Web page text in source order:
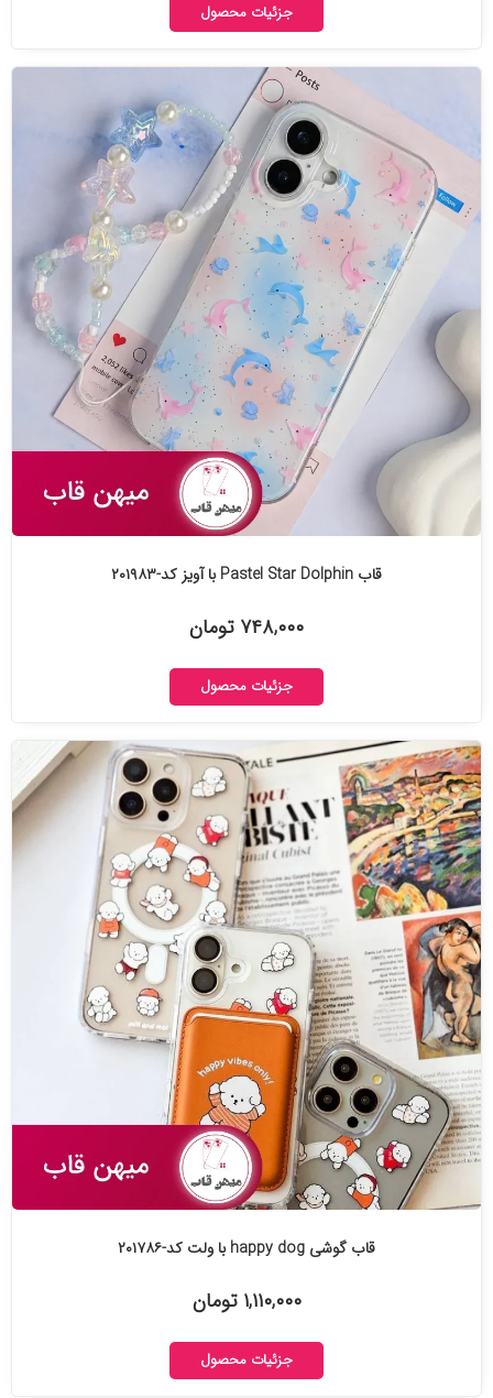
جزئیات محصول
قاب Pastel Star Dolphin با آویز کد-۲۰۱۹۸۳
۷۴۸,۰۰۰ تومان
جزئیات محصول
قاب گوشی happy dog با ولت کد-۲۰۱۷۸۶
۱,۱۱۰,۰۰۰ تومان
جزئیات محصول